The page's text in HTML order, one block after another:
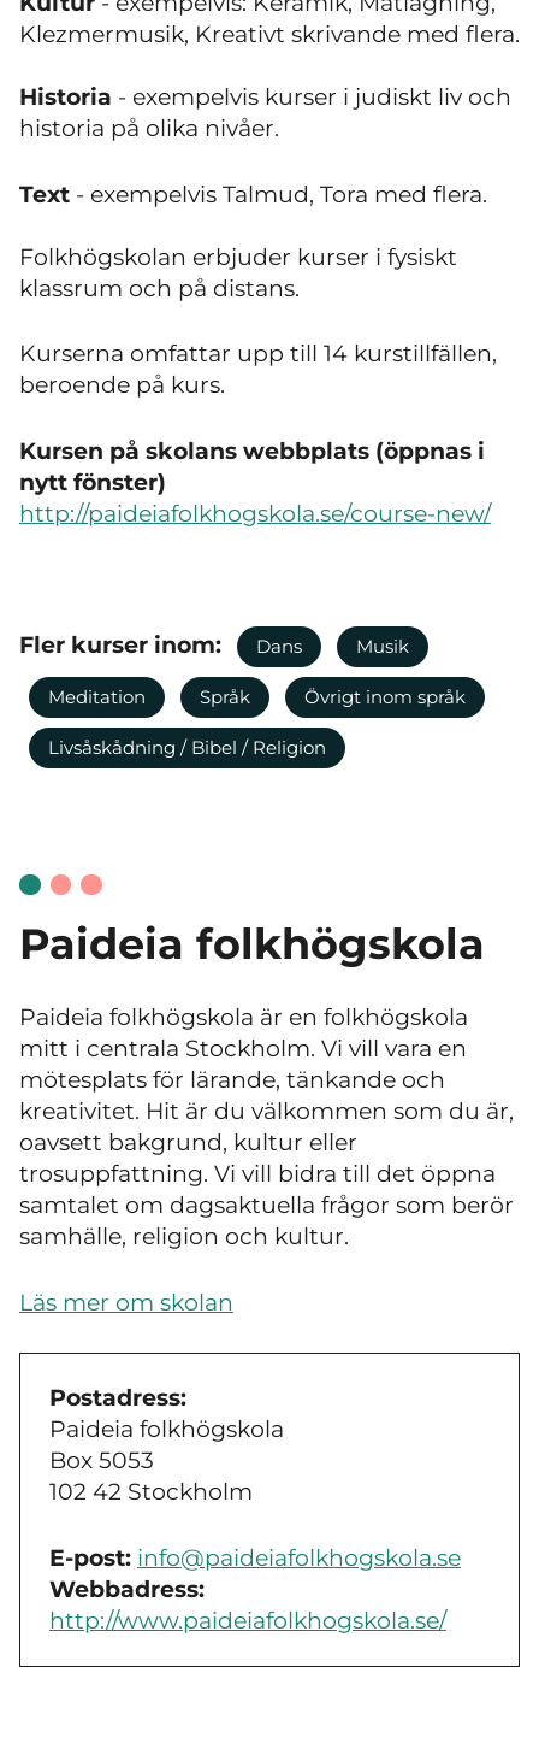
Klezmermusik, Kreativt skrivande med flera.
Historia - exempelvis kurser i judiskt liv och
historia på olika nivåer.
Text - exempelvis Talmud, Tora med flera.
Folkhögskolan erbjuder kurser i fysiskt
klassrum och på distans.
Kurserna omfattar upp till 14 kurstillfällen,
beroende på kurs.
Kursen på skolans webbplats (öppnas i
nytt fönster)
http://paideiafolkhogskola.se/course-new/
Fler kurser inom: Dans Musik
Meditation Språk Övrigt inom språk
Livsåskådning / Bibel / Religion
Paideia folkhögskola
Paideia folkhögskola är en folkhögskola
mitt i centrala Stockholm. Vi vill vara en
mötesplats för lärande, tänkande och
kreativitet. Hit är du välkommen som du är,
oavsett bakgrund, kultur eller
trosuppfattning. Vi vill bidra till det öppna
samtalet om dagsaktuella frågor som berör
samhälle, religion och kultur.
Läs mer om skolan
Postadress:
Paideia folkhögskola
Box 5053
102 42 Stockholm
E-post: info@paideiafolkhogskola.se
Webbadress:
http://www.paideiafolkhogskola.se/